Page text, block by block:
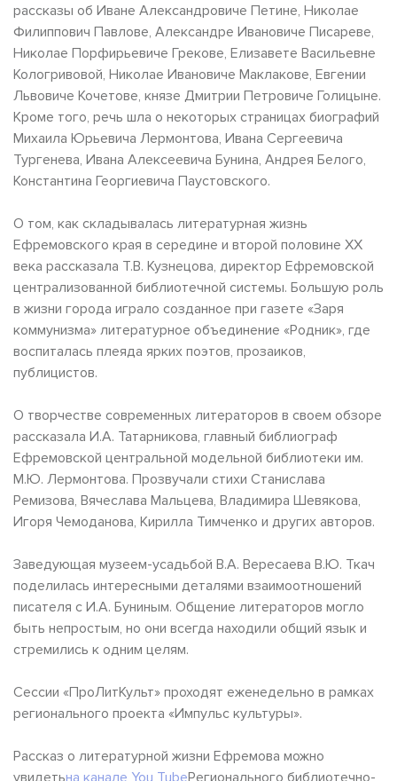
рассказы об Иване Александровиче Петине, Николае
Филиппович Павлове, Александре Ивановиче Писареве,
Николае Порфирьевиче Грекове, Елизавете Васильевне
Кологривовой, Николае Ивановиче Маклакове, Евгении
Львовиче Кочетове, князе Дмитрии Петровиче Голицыне.
Кроме того, речь шла о некоторых страницах биографий
Михаила Юрьевича Лермонтова, Ивана Сергеевича
Тургенева, Ивана Алексеевича Бунина, Андрея Белого,
Константина Георгиевича Паустовского.
О том, как складывалась литературная жизнь
Ефремовского края в середине и второй половине ХХ
века рассказала Т.В. Кузнецова, директор Ефремовской
централизованной библиотечной системы. Большую роль
в жизни города играло созданное при газете «Заря
коммунизма» литературное объединение «Родник», где
воспиталась плеяда ярких поэтов, прозаиков,
публицистов.
О творчестве современных литераторов в своем обзоре
рассказала И.А. Татарникова, главный библиограф
Ефремовской центральной модельной библиотеки им.
М.Ю. Лермонтова. Прозвучали стихи Станислава
Ремизова, Вячеслава Мальцева, Владимира Шевякова,
Игоря Чемоданова, Кирилла Тимченко и других авторов.
Заведующая музеем-усадьбой В.А. Вересаева В.Ю. Ткач
поделилась интересными деталями взаимоотношений
писателя с И.А. Буниным. Общение литераторов могло
быть непростым, но они всегда находили общий язык и
стремились к одним целям.
Сессии «ПроЛитКульт» проходят еженедельно в рамках
регионального проекта «Импульс культуры».
Рассказ о литературной жизни Ефремова можно
увидетьна канале You TubeРегионального библиотечно-